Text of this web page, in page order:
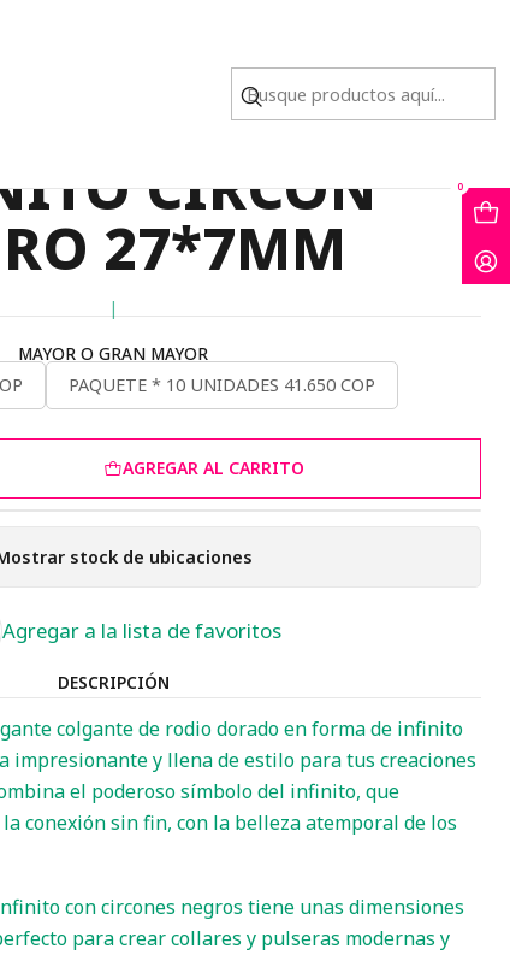
0
DORADO
CIRCON
27*7MM
|
MAYOR O GRAN MAYOR
PAQUETE * 10 UNIDADES 41.650 COP
AGREGAR AL CARRITO
stock de ubicaciones
Agregar a la lista de favoritos
DESCRIPCIÓN
colgante de rodio dorado en forma de infinito
impresionante y llena de estilo para tus creaciones
el poderoso símbolo del infinito, que
conexión sin fin, con la belleza atemporal de los
con circones negros tiene unas dimensiones
para crear collares y pulseras modernas y